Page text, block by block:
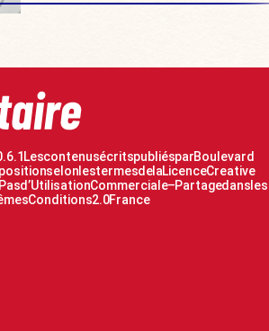
Les contenus écrits publiés par Boulevard
selon les termes de la Licence Creative
d’Utilisation Commerciale – Partage dans les
Conditions 2.0 France